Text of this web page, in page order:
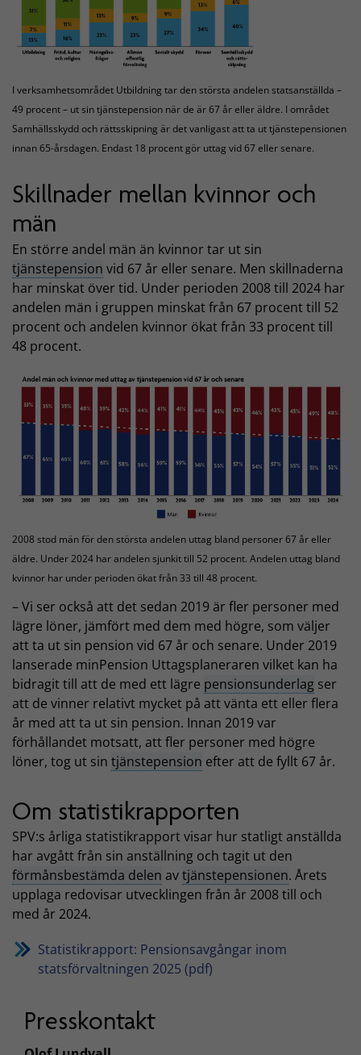
I verksamhetsområdet Utbildning tar den största andelen statsanställda –
49 procent – ut sin tjänstepension när de är 67 år eller äldre. I området
Samhällsskydd och rättsskipning är det vanligast att ta ut tjänstepensionen
innan 65-årsdagen. Endast 18 procent gör uttag vid 67 eller senare.
Skillnader mellan kvinnor och
män
En större andel män än kvinnor tar ut sin
tjänstepension vid 67 år eller senare. Men skillnaderna
har minskat över tid. Under perioden 2008 till 2024 har
andelen män i gruppen minskat från 67 procent till 52
procent och andelen kvinnor ökat från 33 procent till
48 procent.
2008 stod män för den största andelen uttag bland personer 67 år eller
äldre. Under 2024 har andelen sjunkit till 52 procent. Andelen uttag bland
kvinnor har under perioden ökat från 33 till 48 procent.
– Vi ser också att det sedan 2019 är fler personer med
lägre löner, jämfört med dem med högre, som väljer
att ta ut sin pension vid 67 år och senare. Under 2019
lanserade minPension Uttagsplaneraren vilket kan ha
bidragit till att de med ett lägre pensionsunderlag ser
att de vinner relativt mycket på att vänta ett eller flera
år med att ta ut sin pension. Innan 2019 var
förhållandet motsatt, att fler personer med högre
löner, tog ut sin tjänstepension efter att de fyllt 67 år.
Om statistikrapporten
SPV:s årliga statistikrapport visar hur statligt anställda
har avgått från sin anställning och tagit ut den
förmånsbestämda delen avtjänstepensionen. Årets
upplaga redovisar utvecklingen från år 2008 till och
med år 2024.
Statistikrapport: Pensionsavgångar inom
statsförvaltningen 2025 (pdf)
Presskontakt